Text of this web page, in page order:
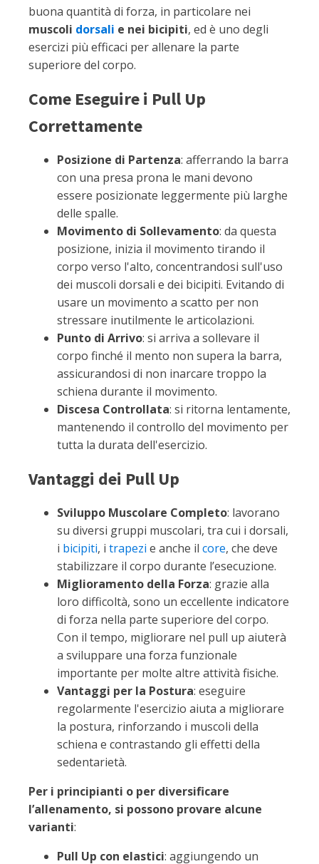
buona quantità di forza, in particolare nei
muscoli dorsali e nei bicipiti, ed è uno degli
esercizi più efficaci per allenare la parte
superiore del corpo.
Come Eseguire i Pull Up
Correttamente
Posizione di Partenza: afferrando la barra
con una presa prona le mani devono
essere posizionate leggermente più larghe
delle spalle.
Movimento di Sollevamento: da questa
posizione, inizia il movimento tirando il
corpo verso l'alto, concentrandosi sull'uso
dei muscoli dorsali e dei bicipiti. Evitando di
usare un movimento a scatto per non
stressare inutilmente le articolazioni.
Punto di Arrivo: si arriva a sollevare il
corpo finché il mento non supera la barra,
assicurandosi di non inarcare troppo la
schiena durante il movimento.
Discesa Controllata: si ritorna lentamente,
mantenendo il controllo del movimento per
tutta la durata dell'esercizio.
Vantaggi dei Pull Up
Sviluppo Muscolare Completo: lavorano
su diversi gruppi muscolari, tra cui i dorsali,
i bicipiti, i trapezi e anche il core, che deve
stabilizzare il corpo durante l’esecuzione.
Miglioramento della Forza: grazie alla
loro difficoltà, sono un eccellente indicatore
di forza nella parte superiore del corpo.
Con il tempo, migliorare nel pull up aiuterà
a sviluppare una forza funzionale
importante per molte altre attività fisiche.
Vantaggi per la Postura: eseguire
regolarmente l'esercizio aiuta a migliorare
la postura, rinforzando i muscoli della
schiena e contrastando gli effetti della
sedentarietà.
Per i principianti o per diversificare
l’allenamento, si possono provare alcune
varianti:
Pull Up con elastici: aggiungendo un